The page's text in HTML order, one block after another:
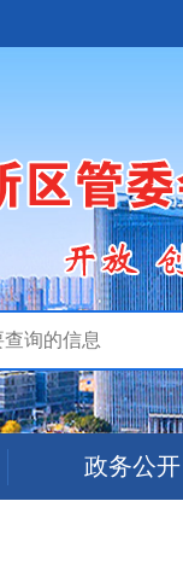
政务公开